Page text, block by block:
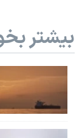
بیشتر